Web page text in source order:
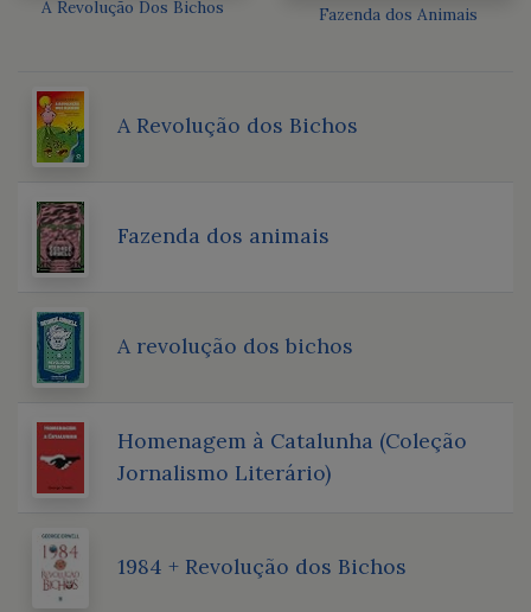
A Revolução Dos Bichos Fazenda dos Animais
A Revolução dos Bichos
Fazenda dos animais
A revolução dos bichos
Homenagem à Catalunha (Coleção
Jornalismo Literário)
1984 + Revolução dos Bichos